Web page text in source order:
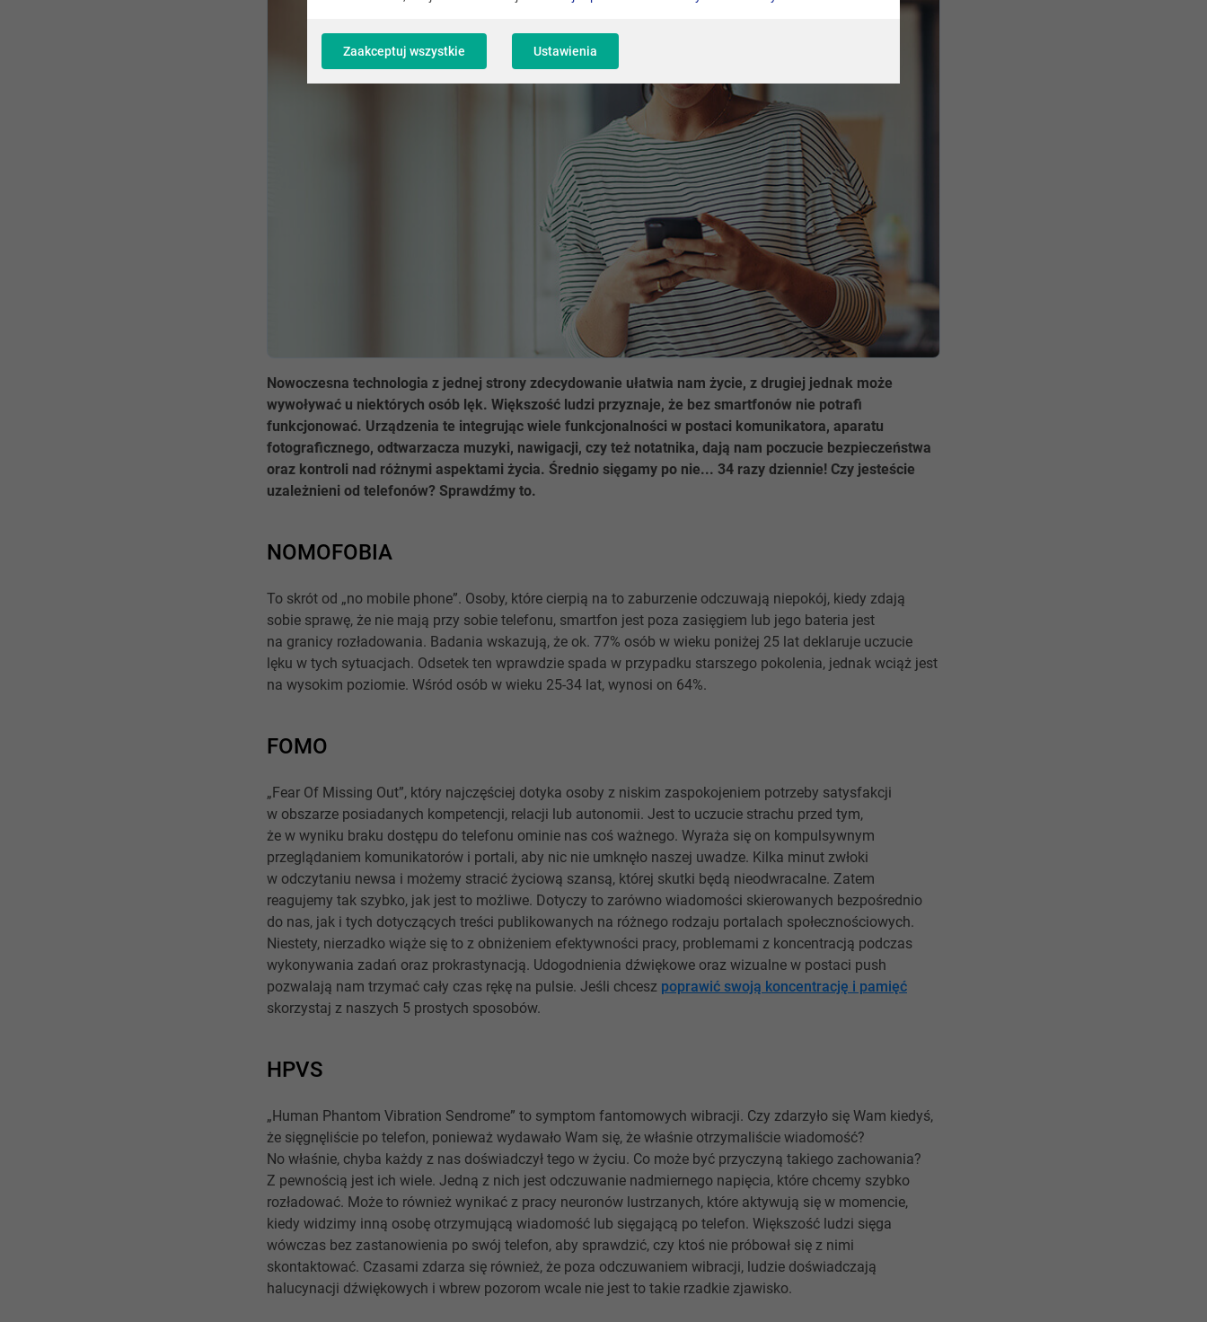
Nowoczesna technologia z jednej strony zdecydowanie ułatwia nam życie, z drugiej jednak może
wywoływać u niektórych osób lęk. Większość ludzi przyznaje, że bez smartfonów nie potrafi
funkcjonować. Urządzenia te integrując wiele funkcjonalności w postaci komunikatora, aparatu
fotograficznego, odtwarzacza muzyki, nawigacji, czy też notatnika, dają nam poczucie bezpieczeństwa
oraz kontroli nad różnymi aspektami życia. Średnio sięgamy po nie... 34 razy dziennie! Czy jesteście
uzależnieni od telefonów? Sprawdźmy to.
NOMOFOBIA
To skrót od „no mobile phone”. Osoby, które cierpią na to zaburzenie odczuwają niepokój, kiedy zdają
sobie sprawę, że nie mają przy sobie telefonu, smartfon jest poza zasięgiem lub jego bateria jest
na granicy rozładowania. Badania wskazują, że ok. 77% osób w wieku poniżej 25 lat deklaruje uczucie
lęku w tych sytuacjach. Odsetek ten wprawdzie spada w przypadku starszego pokolenia, jednak wciąż jest
na wysokim poziomie. Wśród osób w wieku 25-34 lat, wynosi on 64%.
FOMO
„Fear Of Missing Out”, który najczęściej dotyka osoby z niskim zaspokojeniem potrzeby satysfakcji
w obszarze posiadanych kompetencji, relacji lub autonomii. Jest to uczucie strachu przed tym,
że w wyniku braku dostępu do telefonu ominie nas coś ważnego. Wyraża się on kompulsywnym
przeglądaniem komunikatorów i portali, aby nic nie umknęło naszej uwadze. Kilka minut zwłoki
w odczytaniu newsa i możemy stracić życiową szansą, której skutki będą nieodwracalne. Zatem
reagujemy tak szybko, jak jest to możliwe. Dotyczy to zarówno wiadomości skierowanych bezpośrednio
do nas, jak i tych dotyczących treści publikowanych na różnego rodzaju portalach społecznościowych.
Niestety, nierzadko wiąże się to z obniżeniem efektywności pracy, problemami z koncentracją podczas
wykonywania zadań oraz prokrastynacją. Udogodnienia dźwiękowe oraz wizualne w postaci push
pozwalają nam trzymać cały czas rękę na pulsie. Jeśli chcesz poprawić swoją koncentrację i pamięć
skorzystaj z naszych 5 prostych sposobów.
HPVS
„Human Phantom Vibration Sendrome” to symptom fantomowych wibracji. Czy zdarzyło się Wam kiedyś,
że sięgnęliście po telefon, ponieważ wydawało Wam się, że właśnie otrzymaliście wiadomość?
No właśnie, chyba każdy z nas doświadczył tego w życiu. Co może być przyczyną takiego zachowania?
Z pewnością jest ich wiele. Jedną z nich jest odczuwanie nadmiernego napięcia, które chcemy szybko
rozładować. Może to również wynikać z pracy neuronów lustrzanych, które aktywują się w momencie,
kiedy widzimy inną osobę otrzymującą wiadomość lub sięgającą po telefon. Większość ludzi sięga
wówczas bez zastanowienia po swój telefon, aby sprawdzić, czy ktoś nie próbował się z nimi
skontaktować. Czasami zdarza się również, że poza odczuwaniem wibracji, ludzie doświadczają
halucynacji dźwiękowych i wbrew pozorom wcale nie jest to takie rzadkie zjawisko.
Zaakceptuj wszystkie Ustawienia